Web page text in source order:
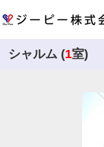
シャルム (1室)